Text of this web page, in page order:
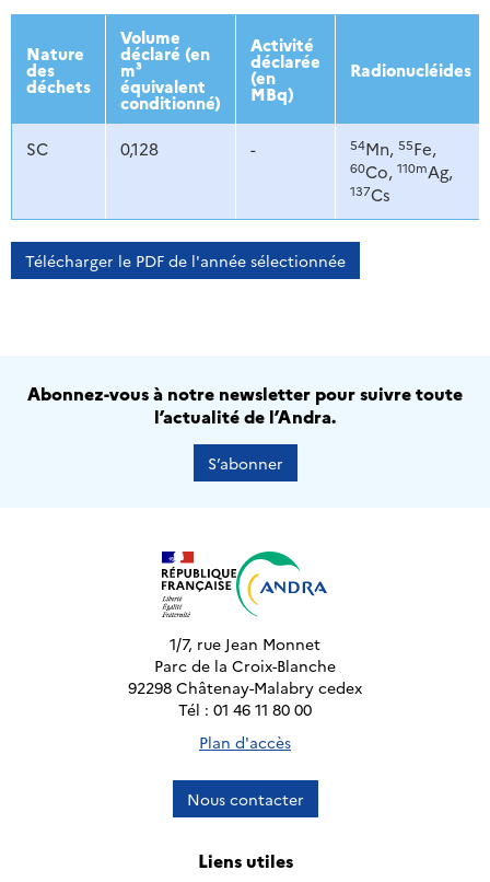
2013 2014 2015 2016
Nature
des
déchets
Volume
déclaré (en
m³
équivalent
conditionné)
Activité
déclarée
(en
MBq)
Radionucléides
SC 0,128 - 54Mn, 55Fe,
60Co, 110mAg,
137Cs
Télécharger le PDF de l'année sélectionnée
Abonnez-vous à notre newsletter pour suivre toute
l’actualité de l’Andra.
S’abonner
1/7, rue Jean Monnet
Parc de la Croix-Blanche
92298 Châtenay-Malabry cedex
Tél : 01 46 11 80 00
Plan d'accès
Nous contacter
Liens utiles